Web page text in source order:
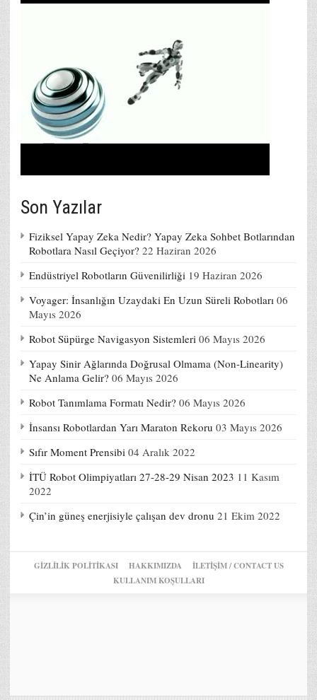
Son Yazılar
Fiziksel Yapay Zeka Nedir? Yapay Zeka Sohbet Botlarından
Robotlara Nasıl Geçiyor? 22 Haziran 2026
Endüstriyel Robotların Güvenilirliği 19 Haziran 2026
Voyager: İnsanlığın Uzaydaki En Uzun Süreli Robotları 06
Mayıs 2026
Robot Süpürge Navigasyon Sistemleri 06 Mayıs 2026
Yapay Sinir Ağlarında Doğrusal Olmama (Non-Linearity)
Ne Anlama Gelir? 06 Mayıs 2026
Robot Tanımlama Formatı Nedir? 06 Mayıs 2026
İnsansı Robotlardan Yarı Maraton Rekoru 03 Mayıs 2026
Sıfır Moment Prensibi 04 Aralık 2022
İTÜ Robot Olimpiyatları 27-28-29 Nisan 2023 11 Kasım
2022
Çin’in güneş enerjisiyle çalışan dev dronu 21 Ekim 2022
GIZLILIK POLITIKASI HAKKIMIZDA
İLETİŞİM / CONTACT US
KULLANIM KOŞULLARI